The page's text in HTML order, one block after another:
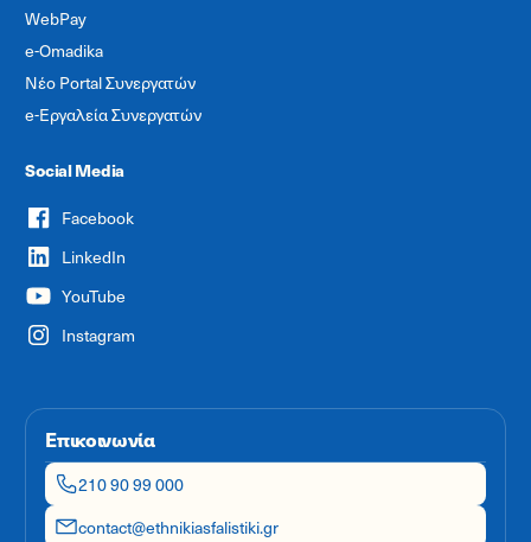
WebPay
e-Omadika
Νέο Portal Συνεργατών
e-Εργαλεία Συνεργατών
Social Media
Facebook
LinkedIn
YouTube
Instagram
Επικοινωνία
210 90 99 000
contact@ethnikiasfalistiki.gr